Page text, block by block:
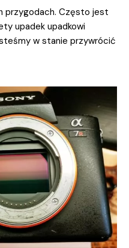
przygodach. Często jest
upadek upadkowi
w stanie przywrócić